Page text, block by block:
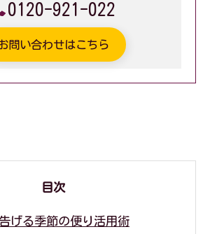
0120-921-022
問い合わせはこちら
目次
げる季節の便り活用術